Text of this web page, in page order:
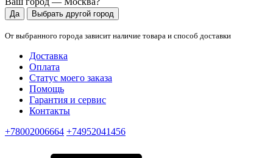
Да Выбрать другой город
От выбранного города зависит наличие товара и способ доставки
Доставка
Оплата
Статус моего заказа
Помощь
Гарантия и сервис
Контакты
+78002006664 +74952041456